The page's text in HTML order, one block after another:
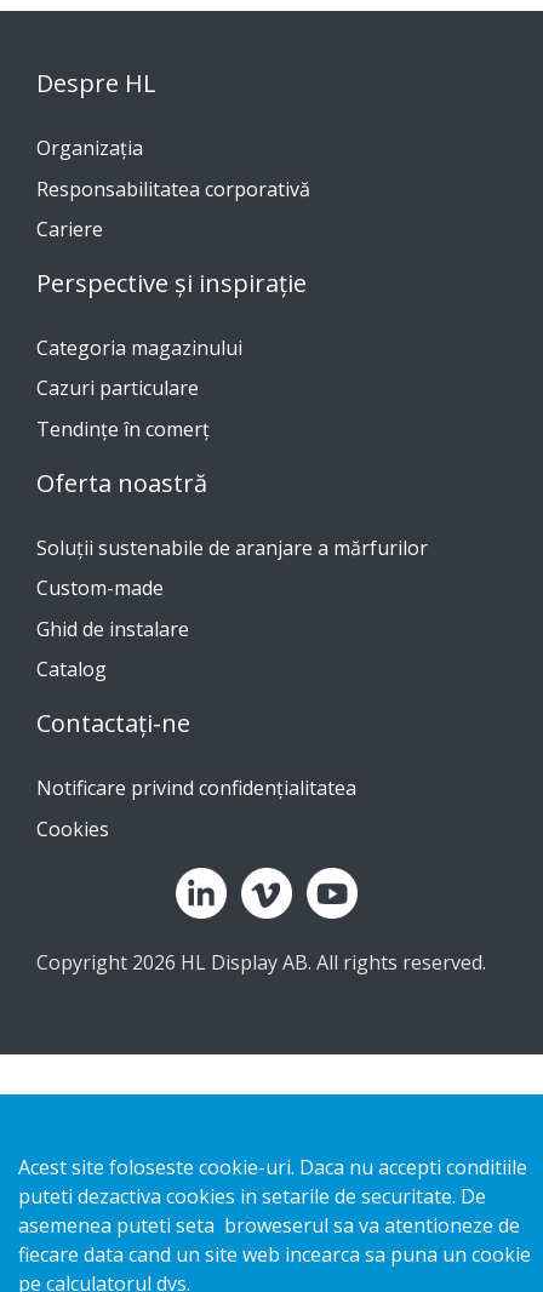
Despre HL
Organizația
Responsabilitatea corporativă
Cariere
Perspective și inspirație
Categoria magazinului
Cazuri particulare
Tendinţe în comerţ
Oferta noastră
Soluții sustenabile de aranjare a mărfurilor
Custom-made
Ghid de instalare
Catalog
Contactați-ne
Notificare privind confidențialitatea
Cookies
Copyright 2026 HL Display AB. All rights reserved.
Acest site foloseste cookie-uri. Daca nu accepti conditiile
puteti dezactiva cookies in setarile de securitate. De
asemenea puteti seta broweserul sa va atentioneze de
fiecare data cand un site web incearca sa puna un cookie
pe calculatorul dvs.